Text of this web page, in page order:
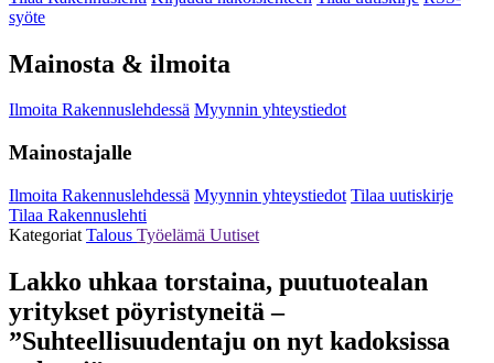
syöte
Mainosta & ilmoita
Ilmoita Rakennuslehdessä Myynnin yhteystiedot
Mainostajalle
Ilmoita Rakennuslehdessä Myynnin yhteystiedot Tilaa uutiskirje
Tilaa Rakennuslehti
Kategoriat Talous Työelämä Uutiset
Lakko uhkaa torstaina, puutuotealan
yritykset pöyristyneitä –
”Suhteellisuudentaju on nyt kadoksissa